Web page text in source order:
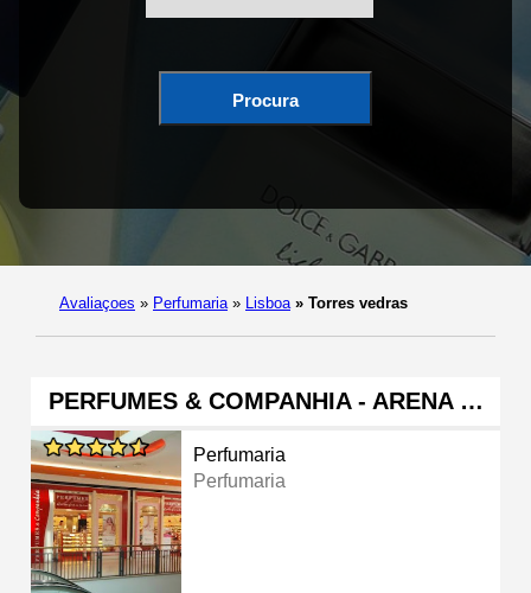
Procura
Avaliaçoes » Perfumaria » Lisboa » Torres vedras
PERFUMES & COMPANHIA - ARENA …
Perfumaria
Perfumaria